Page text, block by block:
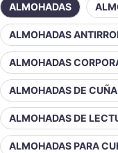
ALMOHADAS
ALMOHADAS
ALMOHADAS
ALMOHADAS DE
ALMOHADAS DE
ALMOHADAS PARA